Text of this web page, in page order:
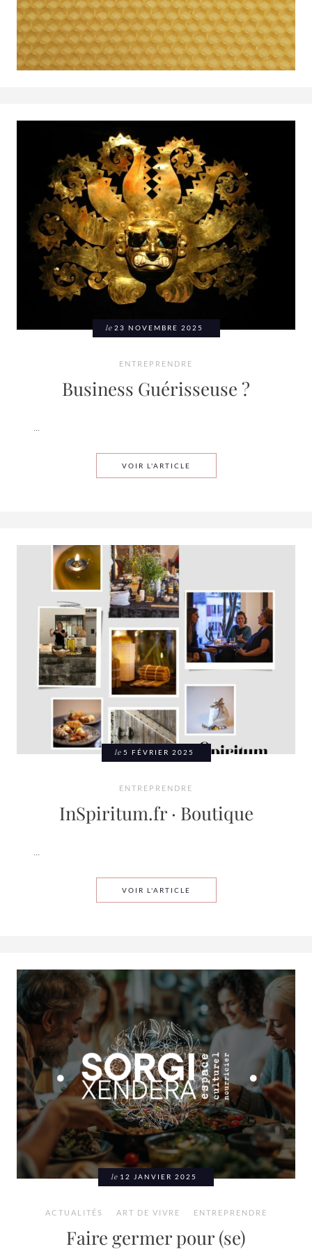
le 23 NOVEMBRE 2025
ENTREPRENDRE
Business Guérisseuse ?
VOIR L'ARTICLE
le 5 FÉVRIER 2025
ENTREPRENDRE
InSpiritum.fr · Boutique
VOIR L'ARTICLE
le 12 JANVIER 2025
ACTUALITÉS ART DE VIVRE ENTREPRENDRE
Faire germer pour (se)